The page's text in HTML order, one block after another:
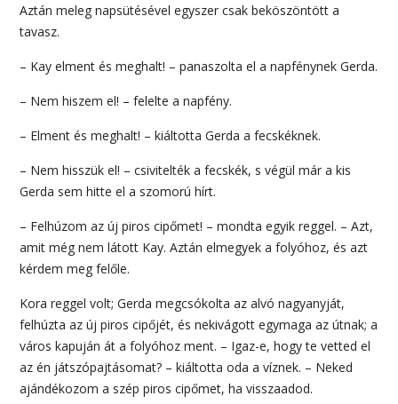
Aztán meleg napsütésével egyszer csak beköszöntött a
tavasz.
– Kay elment és meghalt! – panaszolta el a napfénynek Gerda.
– Nem hiszem el! – felelte a napfény.
– Elment és meghalt! – kiáltotta Gerda a fecskéknek.
– Nem hisszük el! – csivitelték a fecskék, s végül már a kis
Gerda sem hitte el a szomorú hírt.
– Felhúzom az új piros cipőmet! – mondta egyik reggel. – Azt,
amit még nem látott Kay. Aztán elmegyek a folyóhoz, és azt
kérdem meg felőle.
Kora reggel volt; Gerda megcsókolta az alvó nagyanyját,
felhúzta az új piros cipőjét, és nekivágott egymaga az útnak; a
város kapuján át a folyóhoz ment. – Igaz-e, hogy te vetted el
az én játszópajtásomat? – kiáltotta oda a víznek. – Neked
ajándékozom a szép piros cipőmet, ha visszaadod.